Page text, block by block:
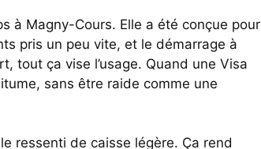
à Magny-Cours. Elle a été conçue pour
pris un peu vite, et le démarrage à
tout ça vise l’usage. Quand une Visa
sans être raide comme une
ressenti de caisse légère. Ça rend